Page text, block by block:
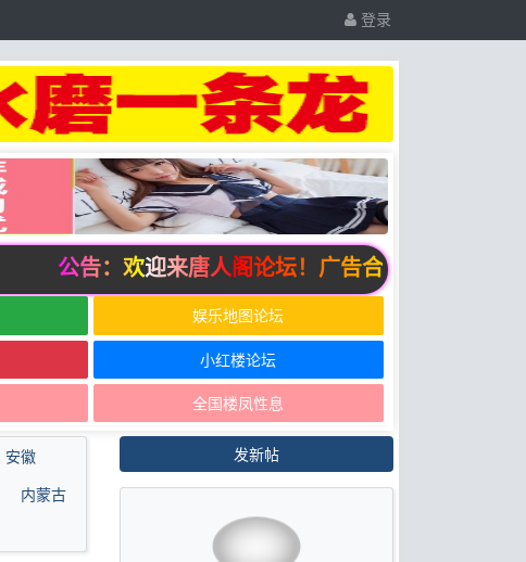
登录
公告：欢迎来唐人阁论坛！广告合作请联系邮
娱乐地图论坛
小红楼论坛
全国楼凤性息
安徽
内蒙古
发新帖